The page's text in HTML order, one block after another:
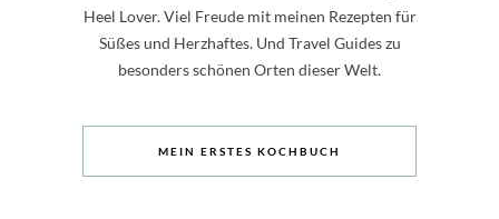
Heel Lover. Viel Freude mit meinen Rezepten für
Süßes und Herzhaftes. Und Travel Guides zu
besonders schönen Orten dieser Welt.
MEIN ERSTES KOCHBUCH